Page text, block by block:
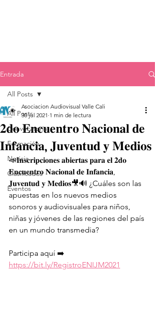
Entrada
All Posts
Convocatoria
Formación
Noticia
Clasificados
Eventos
All Posts
𝟐𝐝𝐨 𝐄𝐧𝐜𝐮𝐞𝐧𝐭𝐫𝐨 𝐍𝐚𝐜𝐢𝐨𝐧𝐚𝐥 𝐝𝐞
𝐈𝐧𝐟𝐚𝐧𝐜𝐢𝐚, 𝐉𝐮𝐯𝐞𝐧𝐭𝐮𝐝 𝐲 𝐌𝐞𝐝𝐢𝐨𝐬
Asociacion Audiovisual Valle Cali
30 jul 2021 1 min de lectura
📣𝐈𝐧𝐬𝐜𝐫𝐢𝐩𝐜𝐢𝐨𝐧𝐞𝐬 𝐚𝐛𝐢𝐞𝐫𝐭𝐚𝐬 𝐩𝐚𝐫𝐚 𝐞𝐥 𝟐𝐝𝐨
𝐄𝐧𝐜𝐮𝐞𝐧𝐭𝐫𝐨 𝐍𝐚𝐜𝐢𝐨𝐧𝐚𝐥 𝐝𝐞 𝐈𝐧𝐟𝐚𝐧𝐜𝐢𝐚,
𝐉𝐮𝐯𝐞𝐧𝐭𝐮𝐝 𝐲 𝐌𝐞𝐝𝐢𝐨𝐬🎥🔊 ¿Cuáles son las
apuestas en los nuevos medios
sonoros y audiovisuales para niños,
niñas y jóvenes de las regiones del país
en un mundo transmedia?
Participa aquí ➡️
https://bit.ly/RegistroENIJM2021